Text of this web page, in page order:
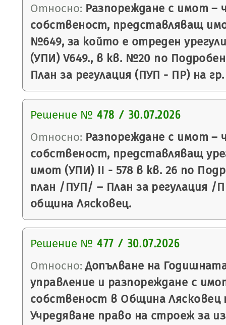
Относно: Разпореждане с имот –
собственост, представляващ
№649, за който е отреден
(УПИ) V649., в кв. №20 по
План за регулация (ПУП - ПР) на
Решение № 478 / 30.07.2026
Относно: Разпореждане с имот –
собственост, представляващ
имот (УПИ) II - 578 в кв. 26 по
план /ПУП/ – План за регулация /
община Лясковец.
Решение № 477 / 30.07.2026
Относно: Допълване на
управление и разпореждане с
собственост в Община Лясковец
Учредяване право на строеж за